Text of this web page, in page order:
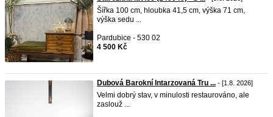
Šířka 100 cm, hloubka 41,5 cm, výška 71 cm,
výška sedu ...
Pardubice - 530 02
4 500 Kč
Dubová Barokní Intarzovaná Tru ... - [1.8. 2026]
Velmi dobrý stav, v minulosti restaurováno, ale
zaslouž ...